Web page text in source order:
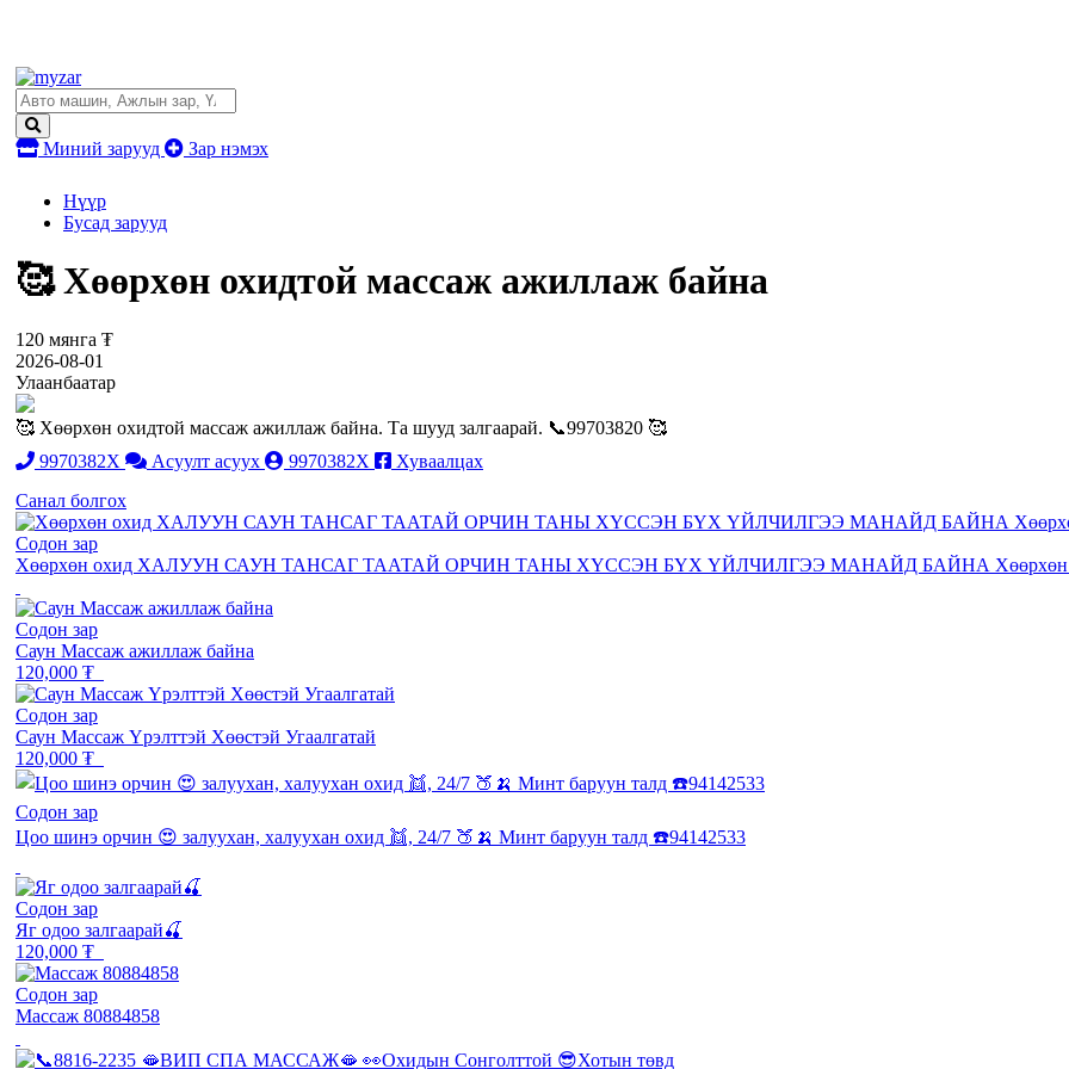
Миний зарууд Зар нэмэх
Нүүр
Бусад зарууд
🥰 Хөөрхөн охидтой массаж ажиллаж байна
120 мянга ₮
2026-08-01
Улаанбаатар
🥰 Хөөрхөн охидтой массаж ажиллаж байна. Та шууд залгаарай. 📞99703820 🥰
9970382X
Асуулт асуух 9970382X
Хуваалцах
Санал болгох
Содон зар
Хөөрхөн охид ХАЛУУН САУН ТАНСАГ ТААТАЙ ОРЧИН ТАНЫ ХҮССЭН БҮХ ҮЙЛЧИЛГЭЭ МАНАЙД БАЙНА Хөөрхөн
Содон зар
Саун Массаж ажиллаж байна
120,000 ₮
Содон зар
Саун Массаж Үрэлттэй Хөөстэй Угаалгатай
120,000 ₮
Содон зар
Цоо шинэ орчин 😍 залуухан, халуухан охид 👯, 24/7 🍑🍌 Минт баруун талд ☎️94142533
Содон зар
Яг одоо залгаарай🍒
120,000 ₮
Содон зар
Массаж 80884858